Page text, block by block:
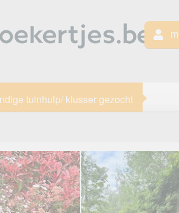
tuinhulp/ klusser gezocht